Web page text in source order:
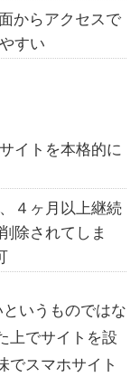
からアクセスで
すい
イトを本格的に
４ヶ月以上継続
除されてしま
いうものではな
上でサイトを設
でスマホサイト